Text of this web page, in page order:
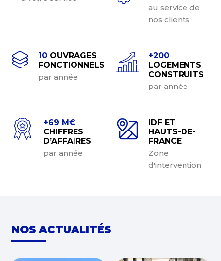
au service de
nos clients
10 OUVRAGES
FONCTIONNELS
par année
+200
LOGEMENTS
CONSTRUITS
par année
+69 M€
CHIFFRES
D’AFFAIRES
par année
IDF ET
HAUTS-DE-
FRANCE
Zone
d'intervention
NOS ACTUALITÉS